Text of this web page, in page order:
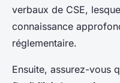
verbaux de CSE,
connaissance
réglementaire.
Ensuite, assurez-vous